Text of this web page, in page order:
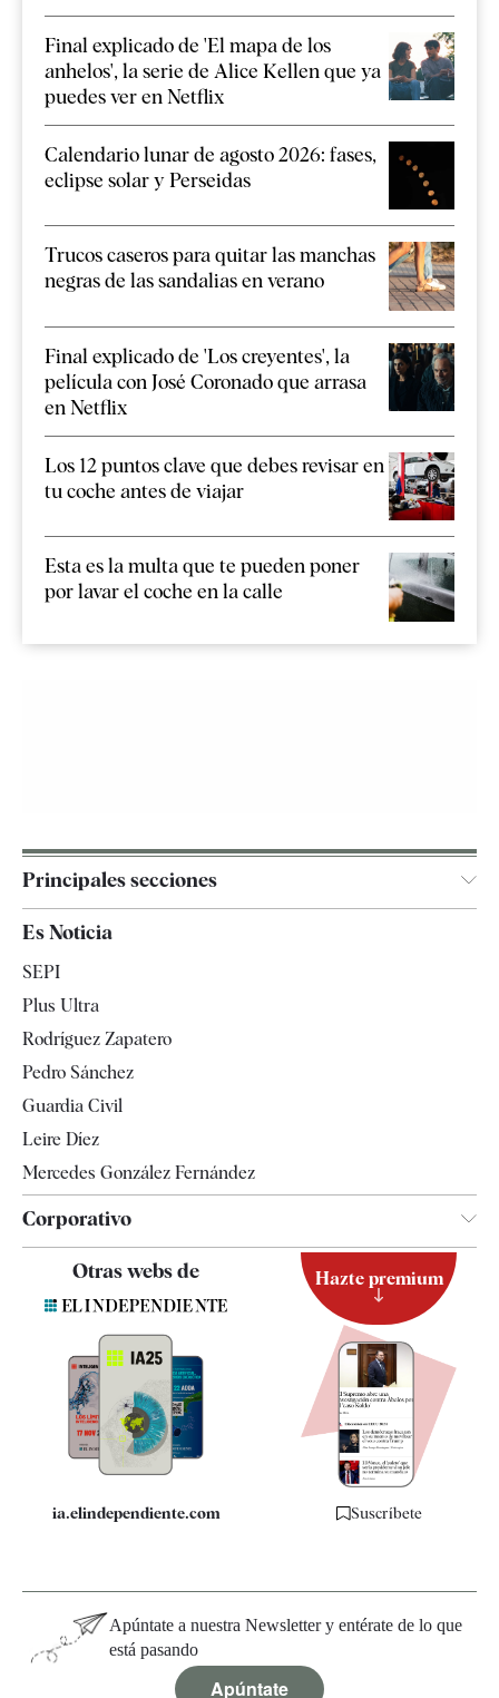
Final explicado de 'El mapa de los
anhelos', la serie de Alice Kellen que ya
puedes ver en Netflix
Calendario lunar de agosto 2026: fases,
eclipse solar y Perseidas
Trucos caseros para quitar las manchas
negras de las sandalias en verano
Final explicado de 'Los creyentes', la
película con José Coronado que arrasa
en Netflix
Los 12 puntos clave que debes revisar en
tu coche antes de viajar
Esta es la multa que te pueden poner
por lavar el coche en la calle
Principales secciones
España
Televisión
Es Noticia
SEPI
Plus Ultra
Rodríguez Zapatero
Pedro Sánchez
Guardia Civil
Leire Díez
Mercedes González Fernández
Corporativo
Contacto
Quiénes somos
Especificaciones
Otras webs de
ia.elindependiente.com
Hazte premium
Suscríbete
Apúntate a nuestra Newsletter y entérate de lo que
está pasando
Apúntate